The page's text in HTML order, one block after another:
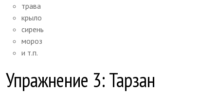
трава
крыло
сирень
мороз
и т.п.
Упражнение 3: Тарзан